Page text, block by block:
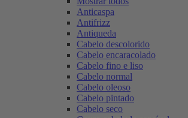
Anticaspa
Antifrizz
Antiqueda
Cabelo descolorido
Cabelo encaracolado
Cabelo fino e liso
Cabelo normal
Cabelo oleoso
Cabelo pintado
Cabelo seco